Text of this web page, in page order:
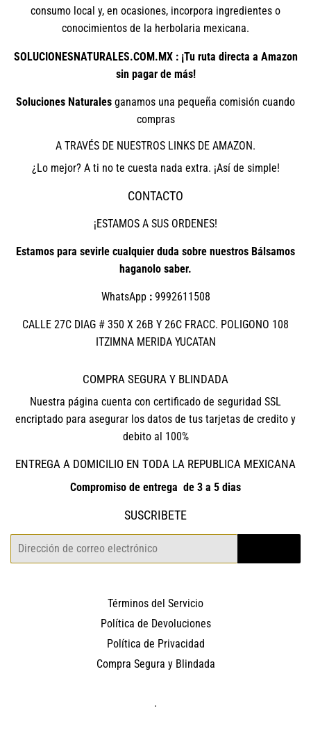
consumo local y, en ocasiones, incorpora ingredientes o
conocimientos de la herbolaria mexicana.
SOLUCIONESNATURALES.COM.MX : ¡Tu ruta directa a Amazon
sin pagar de más!
Soluciones Naturales ganamos una pequeña comisión cuando
compras
A TRAVÉS DE NUESTROS LINKS DE AMAZON.
¿Lo mejor? A ti no te cuesta nada extra. ¡Así de simple!
CONTACTO
¡ESTAMOS A SUS ORDENES!
Estamos para sevirle cualquier duda sobre nuestros Bálsamos
haganolo saber.
WhatsApp : 9992611508
CALLE 27C DIAG # 350 X 26B Y 26C FRACC. POLIGONO 108
ITZIMNA MERIDA YUCATAN
COMPRA SEGURA Y BLINDADA
Nuestra página cuenta con certificado de seguridad SSL
encriptado para asegurar los datos de tus tarjetas de credito y
debito al 100%
ENTREGA A DOMICILIO EN TODA LA REPUBLICA MEXICANA
Compromiso de entrega de 3 a 5 dias
SUSCRIBETE
Correo
Términos del Servicio
Política de Devoluciones
Política de Privacidad
Compra Segura y Blindada
.